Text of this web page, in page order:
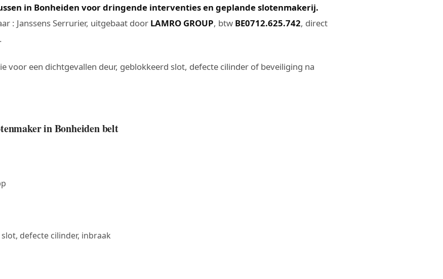
in Bonheiden voor dringende interventies en geplande slotenmakerij.
: Janssens Serrurier, uitgebaat door LAMRO GROUP, btw BE0712.625.742, direct
.
voor een dichtgevallen deur, geblokkeerd slot, defecte cilinder of beveiliging na
in Bonheiden belt
defecte cilinder, inbraak